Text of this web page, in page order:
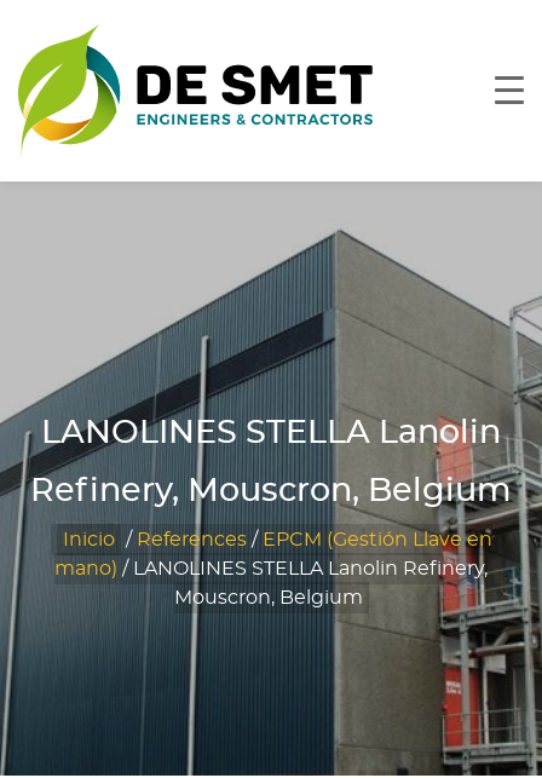
LANOLINES STELLA Lanolin
Refinery, Mouscron, Belgium
Inicio / References/ EPCM (Gestión Llave en
mano) / LANOLINES STELLA Lanolin Refinery,
Mouscron, Belgium